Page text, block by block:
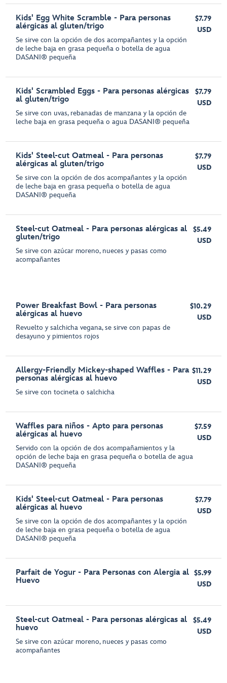
Kids' Egg White Scramble - Para personas
alérgicas al gluten/trigo
Se sirve con la opción de dos acompañantes y la opción
de leche baja en grasa pequeña o botella de agua
DASANI® pequeña
$7.79
USD
Kids' Scrambled Eggs - Para personas alérgicas
al gluten/trigo
Se sirve con uvas, rebanadas de manzana y la opción de
leche baja en grasa pequeña o agua DASANI® pequeña
$7.79
USD
Kids' Steel-cut Oatmeal - Para personas
alérgicas al gluten/trigo
Se sirve con la opción de dos acompañantes y la opción
de leche baja en grasa pequeña o botella de agua
DASANI® pequeña
$7.79
USD
Steel-cut Oatmeal - Para personas alérgicas al
gluten/trigo
Se sirve con azúcar moreno, nueces y pasas como
acompañantes
$5.49
USD
Power Breakfast Bowl - Para personas
alérgicas al huevo
Revuelto y salchicha vegana, se sirve con papas de
desayuno y pimientos rojos
$10.29
USD
Allergy-Friendly Mickey-shaped Waffles - Para
personas alérgicas al huevo
Se sirve con tocineta o salchicha
$11.29
USD
Waffles para niños - Apto para personas
alérgicas al huevo
Servido con la opción de dos acompañamientos y la
opción de leche baja en grasa pequeña o botella de agua
DASANI® pequeña
$7.59
USD
Kids' Steel-cut Oatmeal - Para personas
alérgicas al huevo
Se sirve con la opción de dos acompañantes y la opción
de leche baja en grasa pequeña o botella de agua
DASANI® pequeña
$7.79
USD
Parfait de Yogur - Para Personas con Alergia al
Huevo
$5.99
USD
Steel-cut Oatmeal - Para personas alérgicas al
huevo
Se sirve con azúcar moreno, nueces y pasas como
acompañantes
$5.49
USD